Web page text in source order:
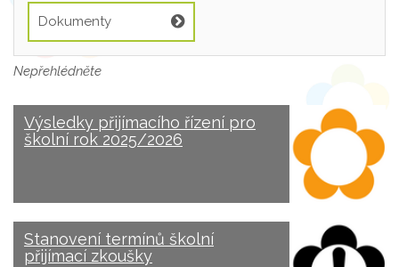
Dokumenty
Nepřehlédněte
Výsledky přijímacího řízení pro
školní rok 2025/2026
Stanovení termínů školní
přijímací zkoušky